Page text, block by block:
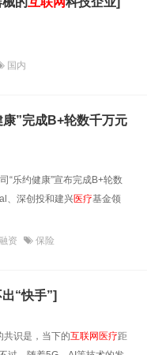
国内
”完成B+轮数千万元
“乐约健康”宣布完成B+轮数
、深创投和建兴医疗基金领
资 保险
“快手”]
共识是，当下的互联网医疗距